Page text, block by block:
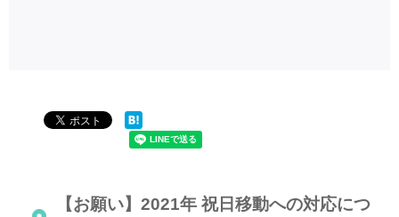
【お願い】2021年 祝日移動への対応につ